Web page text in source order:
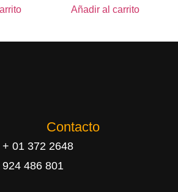
Añadir al carrito
Contacto
+ 01 372 2648
924 486 801